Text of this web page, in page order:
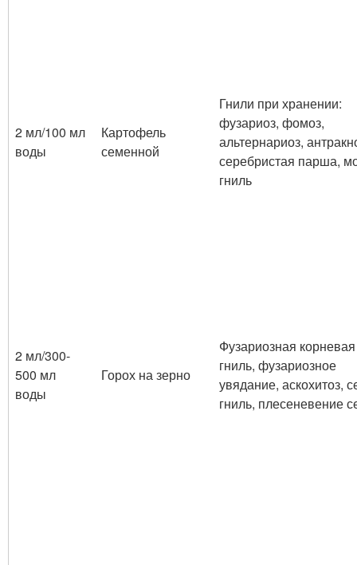
2 мл/100 мл
воды
Картофель
семенной
Гнили при хранении:
фузариоз, фомоз,
альтернариоз,
серебристая парша,
гниль
2 мл/300-
500 мл
воды
Горох на зерно
Фузариозная корневая
гниль, фузариозное
увядание, аскохитоз,
гниль, плесеневение